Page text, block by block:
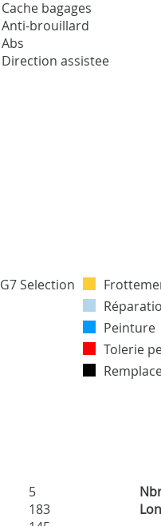
Cache bagages
Anti-brouillard
Abs
Direction assistee
Peinture
Tolerie
5
183